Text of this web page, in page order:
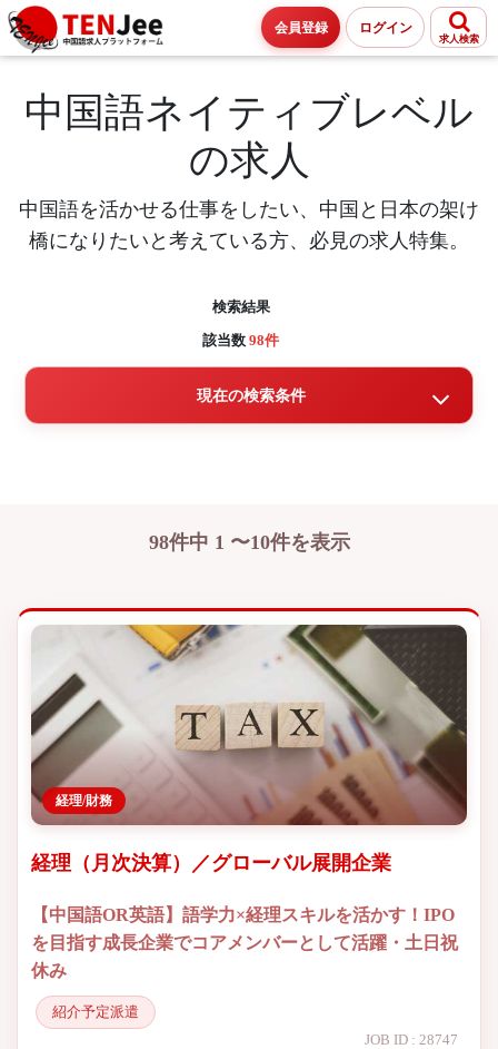
会員登録 ログイン
求人検索
中国語ネイティブレベル
の求人
中国語を活かせる仕事をしたい、中国と日本の架け
橋になりたいと考えている方、必見の求人特集。
検索結果
該当数 98件
現在の検索条件
98件中 1 〜10件を表示
経理/財務
経理（月次決算）／グローバル展開企業
【中国語OR英語】語学力×経理スキルを活かす！IPO
を目指す成長企業でコアメンバーとして活躍・土日祝
休み
紹介予定派遣
JOB ID : 28747